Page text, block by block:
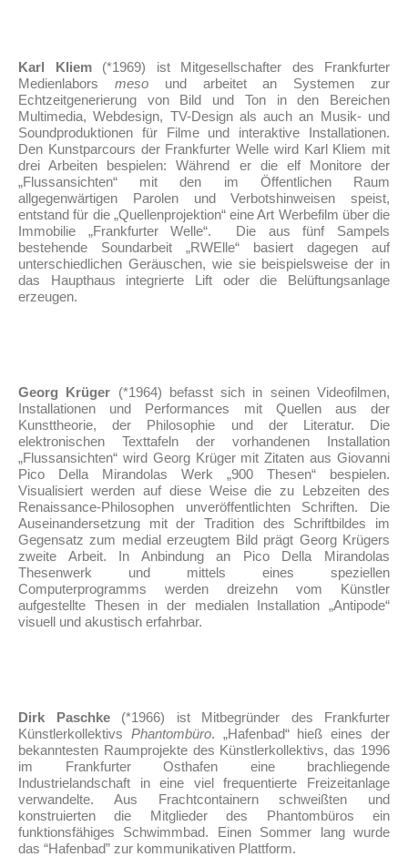
Karl Kliem (*1969) ist Mitgesellschafter des Frankfurter
Medienlabors mesound arbeitet an Systemen zur
Echtzeitgenerierung von Bild und Ton in den Bereichen
Multimedia, Webdesign, TV-Design als auch an Musik- und
Soundproduktionen für Filme und interaktive Installationen.
Den Kunstparcours der Frankfurter Welle wird Karl Kliem mit
drei Arbeiten bespielen: Während er die elf Monitore der
„Flussansichten“ mit den im Öffentlichen Raum
allgegenwärtigen Parolen und Verbotshinweisen speist,
entstand für die „Quellenprojektion“ eine Art Werbefilm über die
Immobilie „Frankfurter Welle“. Die aus fünf Sampels
bestehende Soundarbeit „RWElle“ basiert dagegen auf
unterschiedlichen Geräuschen, wie sie beispielsweise der in
das Haupthaus integrierte Lift oder die Belüftungsanlage
erzeugen.
Georg Krüger (*1964) befasst sich in seinen Videofilmen,
Installationen und Performances mit Quellen aus der
Kunsttheorie, der Philosophie und der Literatur. Die
elektronischen Texttafeln der vorhandenen Installation
„Flussansichten“ wird Georg Krüger mit Zitaten aus Giovanni
Pico Della Mirandolas Werk „900 Thesen“ bespielen.
Visualisiert werden auf diese Weise die zu Lebzeiten des
Renaissance-Philosophen unveröffentlichten Schriften. Die
Auseinandersetzung mit der Tradition des Schriftbildes im
Gegensatz zum medial erzeugtem Bild prägt Georg Krügers
zweite Arbeit. In Anbindung an Pico Della Mirandolas
Thesenwerk und mittels eines speziellen
Computerprogramms werden dreizehn vom Künstler
aufgestellte Thesen in der medialen Installation „Antipode“
visuell und akustisch erfahrbar.
Dirk Paschke(*1966) ist Mitbegründer des Frankfurter
Künstlerkollektivs Phantombüro. „Hafenbad“ hieß eines der
bekanntesten Raumprojekte des Künstlerkollektivs, das 1996
im Frankfurter Osthafen eine brachliegende
Industrielandschaft in eine viel frequentierte Freizeitanlage
verwandelte. Aus Frachtcontainern schweißten und
konstruierten die Mitglieder des Phantombüros ein
funktionsfähiges Schwimmbad. Einen Sommer lang wurde
das “Hafenbad” zur kommunikativen Plattform.